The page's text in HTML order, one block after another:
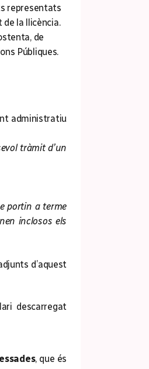
representats
la llicència.
de
Públiques.
administratiu
tràmit d’un
portin a terme
inclosos els
d’aquest
descarregat
, que és